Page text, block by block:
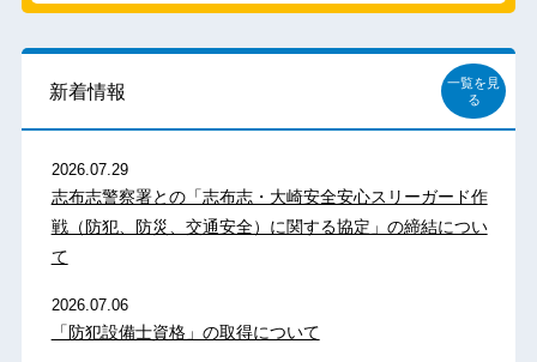
新着情報
一覧を見
る
2026.07.29
志布志警察署との「志布志・大崎安全安心スリーガード作
戦（防犯、防災、交通安全）に関する協定」の締結につい
て
2026.07.06
「防犯設備士資格」の取得について